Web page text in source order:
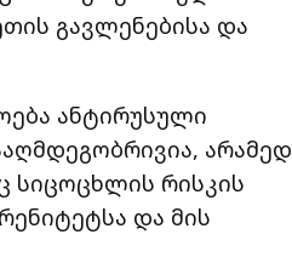
გავლენებისა და
ანტირუსული
არამედ
სიცოცხლის რისკის
და მის